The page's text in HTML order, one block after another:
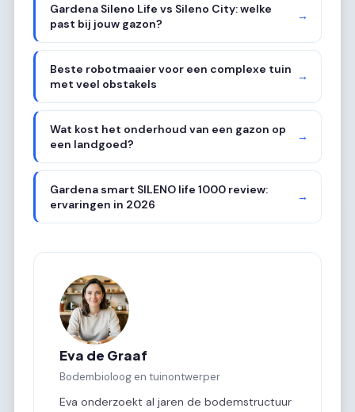
Gardena Sileno Life vs Sileno City: welke
past bij jouw gazon?
→
Beste robotmaaier voor een complexe tuin
met veel obstakels
→
Wat kost het onderhoud van een gazon op
een landgoed?
→
Gardena smart SILENO life 1000 review:
ervaringen in 2026
→
Eva de Graaf
Bodembioloog en tuinontwerper
Eva onderzoekt al jaren de bodemstructuur